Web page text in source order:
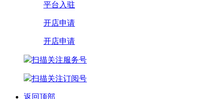
平台入驻
开店申请
开店申请
扫描关注服务号
扫描关注订阅号
返回顶部